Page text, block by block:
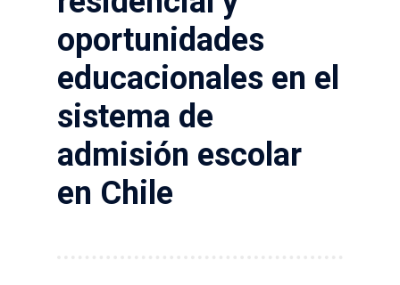
oportunidades
educacionales en el
sistema de
admisión escolar
en Chile